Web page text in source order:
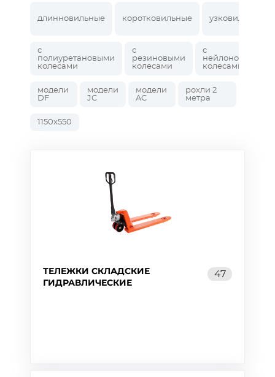
длинновильные коротковильные узковильные
с
полиуретановыми
колесами
с
резиновыми
колесами
с
нейлоновыми
колесами
модели
DF
модели
JC
модели
AC
рохли 2
метра
1150x550
ТЕЛЕЖКИ СКЛАДСКИЕ
ГИДРАВЛИЧЕСКИЕ
47